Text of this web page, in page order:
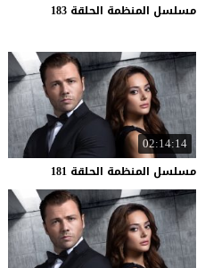
مسلسل المنظمة الحلقة 183
02:14:14
مسلسل المنظمة الحلقة 181